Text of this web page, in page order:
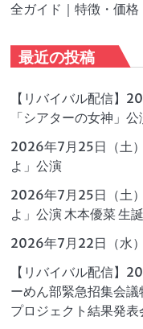
全ガイド｜特徴・価格
最近の投稿
【リバイバル配信】
「シアターの女神」
2026年7月25日（土
よ」公演
2026年7月25日（土
よ」公演 木本優菜 生
2026年7月22日（水
【リバイバル配信】
ーめん部緊急招集会
プロジェクト結果発表